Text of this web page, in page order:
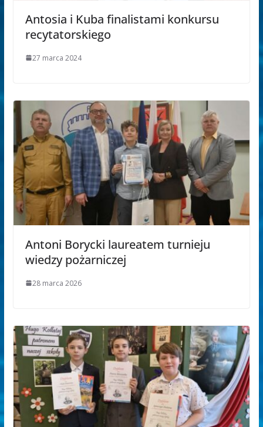
Antosia i Kuba finalistami konkursu
recytatorskiego
27 marca 2024
Antoni Borycki laureatem turnieju
wiedzy pożarniczej
28 marca 2026